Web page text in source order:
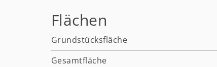
Flächen
Grundstücksfläche
Gesamtfläche